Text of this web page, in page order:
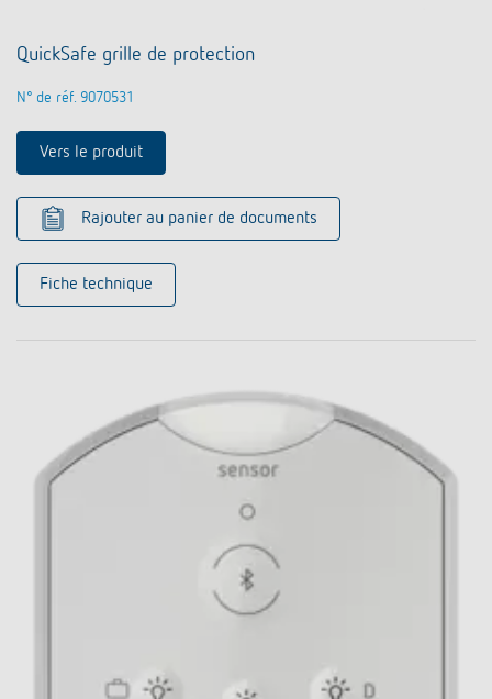
QuickSafe grille de protection
N° de réf. 9070531
Vers le produit
Rajouter au panier de documents
Fiche technique